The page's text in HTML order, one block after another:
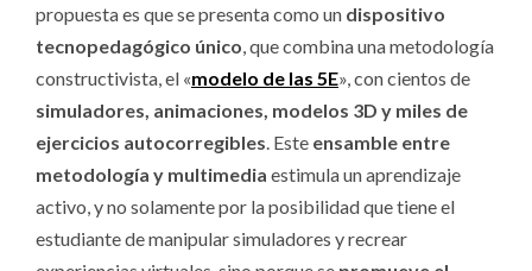
propuesta es que se presenta como un dispositivo
tecnopedagógico único, que combina una metodología
constructivista, el «modelo de las 5E», con cientos de
simuladores, animaciones, modelos 3D y miles de
ejercicios autocorregibles. Este ensamble entre
metodología y multimedia estimula un aprendizaje
activo, y no solamente por la posibilidad que tiene el
estudiante de manipular simuladores y recrear